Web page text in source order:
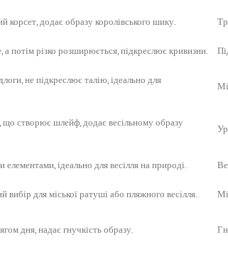
корсет, додає образу королівського шику.
потім різко розширюється, підкреслює кривизни.
не підкреслює талію, ідеально для
створює шлейф, додає весільному образу
ідеально для весілля на природі.
вибір для міської ратуші або пляжного весілля.
дня, надає гнучкість образу.